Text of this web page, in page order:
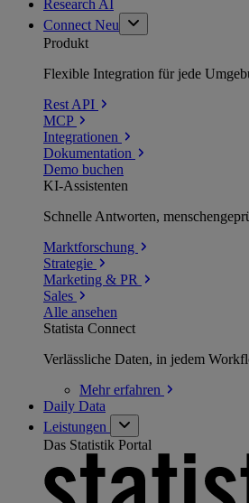
Research AI
Connect Neu
Produkt
Flexible Integration für jede
Rest API
MCP
Integrationen
Dokumentation
Demo buchen
KI-Assistenten
Schnelle Antworten,
Marktforschung
Strategie
Marketing & PR
Sales
Alle ansehen
Statista Connect
Verlässliche Daten, in jedem
Mehrerfahren
Daily Data
Leistungen
Das Statistik Portal